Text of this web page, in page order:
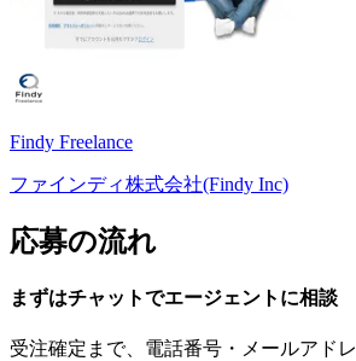
Findy Freelance
ファインディ株式会社(Findy Inc)
応募の流れ
まずはチャットでエージェント に相談
受注確定まで、 電話番号・メールアド